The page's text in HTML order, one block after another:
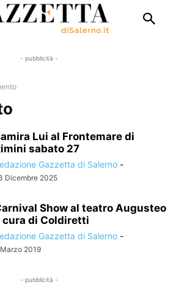
- pubblicità -
Lui al Frontemare di
sabato 27
Gazzetta di Salerno -
Dicembre 2025
Show al teatro Augusteo
cura di Coldiretti
Gazzetta di Salerno -
2019
- pubblicità -